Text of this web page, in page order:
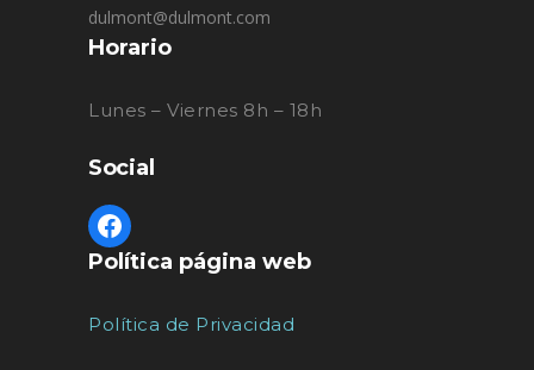
dulmont@dulmont.com
Horario
Lunes – Viernes 8h – 18h
Social
Política página web
Política de Privacidad